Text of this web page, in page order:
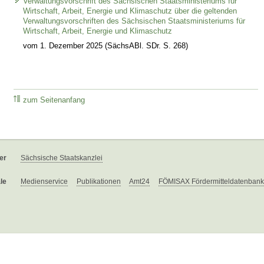
Wirtschaft, Arbeit, Energie und Klimaschutz über die geltenden
Verwaltungsvorschriften des Sächsischen Staatsministeriums für
Wirtschaft, Arbeit, Energie und Klimaschutz
vom 1. Dezember 2025 (SächsABl. SDr. S. 268)
zum Seitenanfang
Sächsische Staatskanzlei
Medienservice Publikationen Amt24 FÖMISAX Fördermitteldatenbank